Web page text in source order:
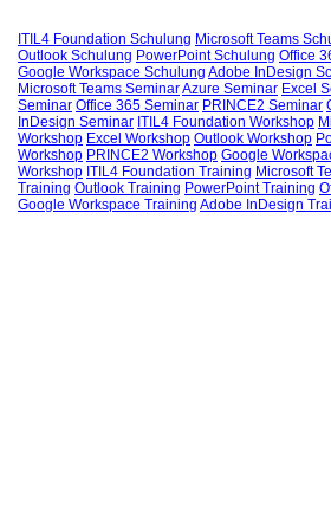
ITIL4 Foundation Schulung Microsoft Teams
Outlook Schulung PowerPoint Schulung Office
Google Workspace Schulung Adobe InDesign
Microsoft Teams SeminarAzure Seminar Excel
Seminar Office 365 Seminar PRINCE2 Seminar
InDesign Seminar ITIL4 Foundation Workshop
Workshop Excel Workshop Outlook Workshop
Workshop PRINCE2 Workshop Google
Workshop ITIL4 Foundation Training Microsoft
Training Outlook Training PowerPoint Training
Google Workspace Training Adobe InDesign